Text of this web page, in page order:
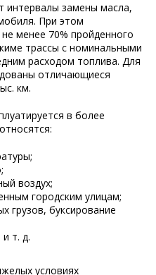
интервалы замены масла,
При этом
менее 70% пройденного
трассы с номинальными
расходом топлива. Для
отличающиеся
км.
в более
воздух;
городским улицам;
грузов, буксирование
т. д.
условиях